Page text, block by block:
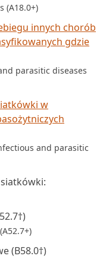
(A18.0+)
innych chorób
gdzie
parasitic diseases
w
and parasitic
(B58.0†)